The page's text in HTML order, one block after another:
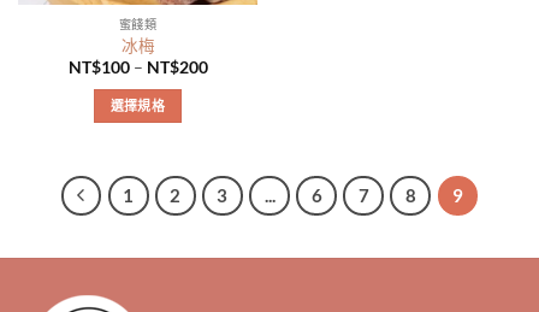
蜜餞類
冰梅
NT$100– NT$200
選擇規格
品
有
種
1 2 3 6 7 8 9